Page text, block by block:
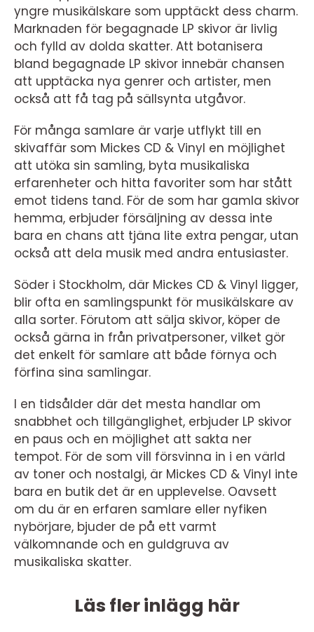
yngre musikälskare som upptäckt dess charm.
Marknaden för begagnade LP skivor är livlig
och fylld av dolda skatter. Att botanisera
bland begagnade LP skivor innebär chansen
att upptäcka nya genrer och artister, men
också att få tag på sällsynta utgåvor.
För många samlare är varje utflykt till en
skivaffär som Mickes CD & Vinyl en möjlighet
att utöka sin samling, byta musikaliska
erfarenheter och hitta favoriter som har stått
emot tidens tand. För de som har gamla skivor
hemma, erbjuder försäljning av dessa inte
bara en chans att tjäna lite extra pengar, utan
också att dela musik med andra entusiaster.
Söder i Stockholm, där Mickes CD & Vinyl ligger,
blir ofta en samlingspunkt för musikälskare av
alla sorter. Förutom att sälja skivor, köper de
också gärna in från privatpersoner, vilket gör
det enkelt för samlare att både förnya och
förfina sina samlingar.
I en tidsålder där det mesta handlar om
snabbhet och tillgänglighet, erbjuder LP skivor
en paus och en möjlighet att sakta ner
tempot. För de som vill försvinna in i en värld
av toner och nostalgi, är Mickes CD & Vinyl inte
bara en butik det är en upplevelse. Oavsett
om du är en erfaren samlare eller nyfiken
nybörjare, bjuder de på ett varmt
välkomnande och en guldgruva av
musikaliska skatter.
Läs fler inlägg här